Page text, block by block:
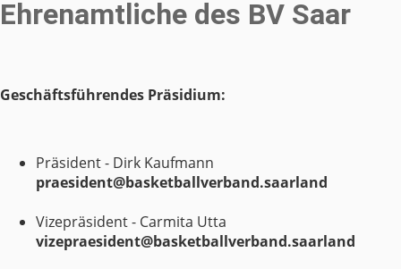
Ehrenamtliche des BV Saar
Geschäftsführendes Präsidium:
Präsident - Dirk Kaufmann
praesident@basketballverband.saarland
Vizepräsident - Carmita Utta
vizepraesident@basketballverband.saarland